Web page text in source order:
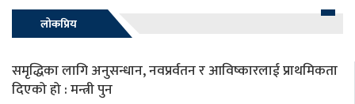
लोकप्रिय
समृद्धिका लागि अनुसन्धान, नवप्रर्वतन र आविष्कारलाई प्राथमिकता
दिएको हो : मन्त्री पुन